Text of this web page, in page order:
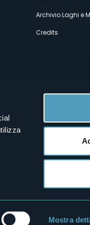
Mostra
Archivio Laghi e
Credits